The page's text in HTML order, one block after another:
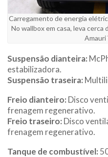
Carregamento de energia
No wallbox em casa, leva cerca
Amauri
Suspensão dianteira:
estabilizadora.
Suspensão traseira:
Freio dianteiro: Disco
frenagem regenerativo.
Freio traseiro: Disco
frenagem regenerativo.
Tanque de combustível: